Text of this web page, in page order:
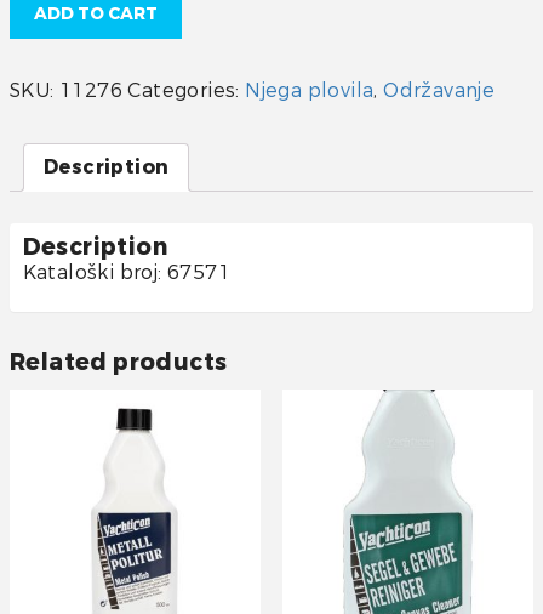
ADD TO CART
SKU: 11276 Categories: Njega plovila,Održavanje
Description
Description
Kataloški broj: 67571
Related products